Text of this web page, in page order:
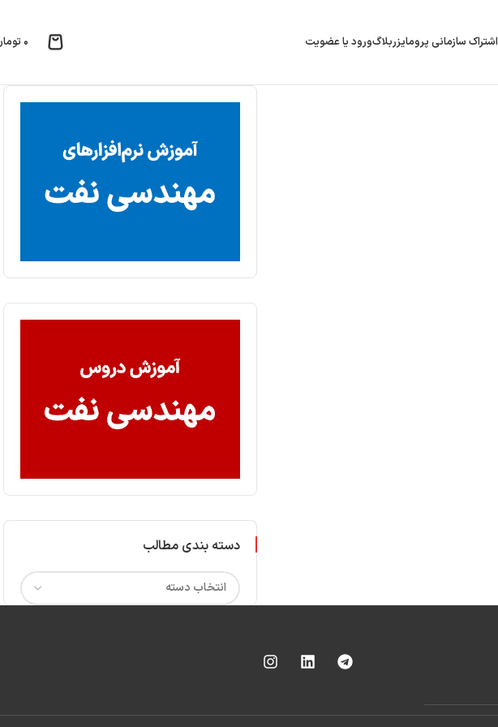
اشتراک سازمانی پرومایزربلاگورود یا عضویت ۰
دسته بندی مطالب